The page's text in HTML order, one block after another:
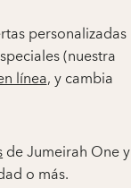
personalizadas
(nuestra
línea, y cambia
de Jumeirah One y
o más.